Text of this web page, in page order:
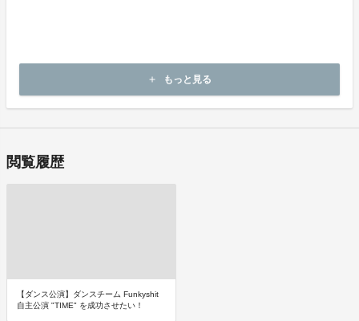
上記理由による不良品は、商品到着後14日以内に弊社までご連絡い
ただいた後、出品者から対応方法をお客様宛にご連絡致します。
add もっと見る
閲覧履歴
【ダンス公演】ダンスチーム Funkyshit
自主公演 "TIME" を成功させたい！